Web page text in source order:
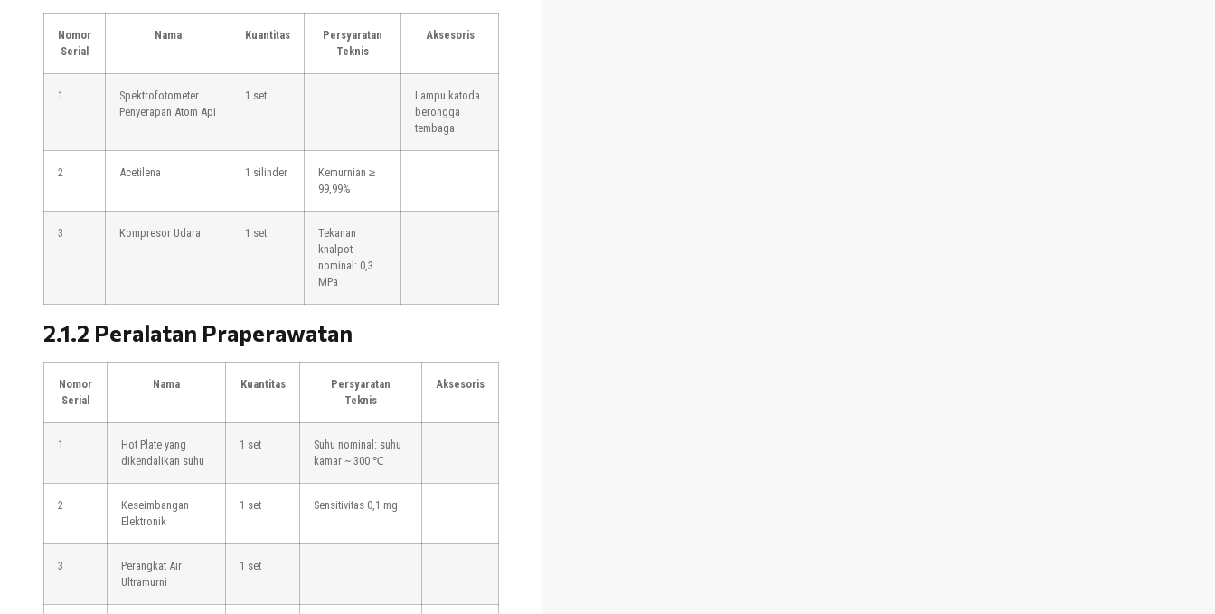
Nomor
Serial
Nama Kuantitas
Persyaratan
Teknis
Aksesoris
1
Spektrofotometer
Penyerapan Atom Api
1 set
Lampu katoda
berongga
tembaga
2 Acetilena 1 silinder
Kemurnian ≥
99,99%
3 Kompresor Udara 1 set
Tekanan
knalpot
nominal: 0,3
MPa
2.1.2 Peralatan Praperawatan
Nomor
Serial
Nama Kuantitas
Persyaratan
Teknis
Aksesoris
1
Hot Plate yang
dikendalikan suhu
1 set
Suhu nominal: suhu
kamar ~ 300 ℃
2
Keseimbangan
Elektronik
1 set Sensitivitas 0,1 mg
3
Perangkat Air
Ultramurni
1 set